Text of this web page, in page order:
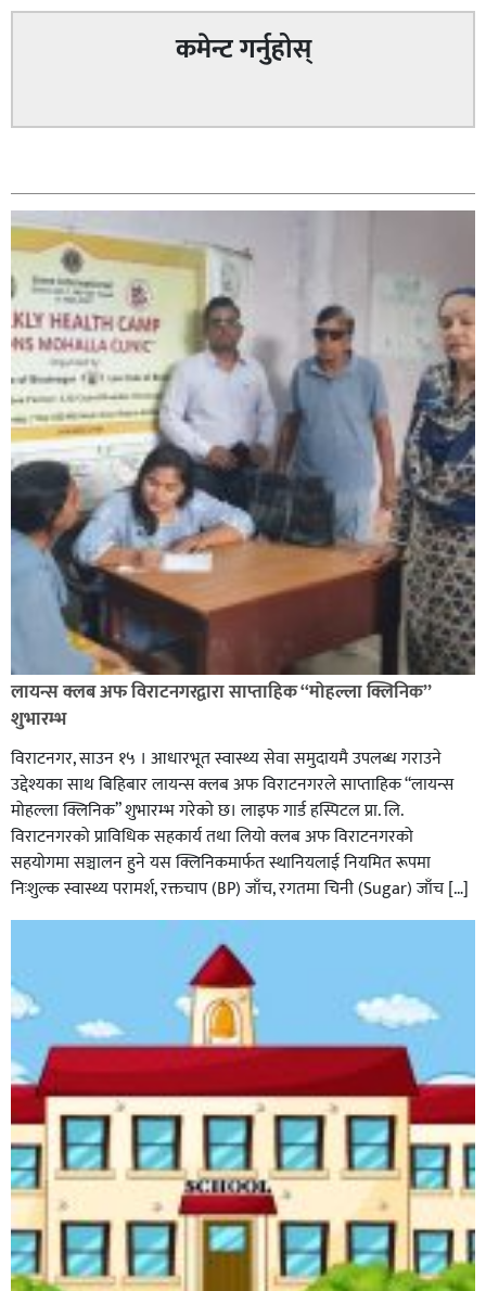
कमेन्ट गर्नुहोस्
लायन्स क्लब अफ विराटनगरद्वारा साप्ताहिक “मोहल्ला क्लिनिक”
शुभारम्भ
विराटनगर, साउन १५ । आधारभूत स्वास्थ्य सेवा समुदायमै उपलब्ध गराउने
उद्देश्यका साथ बिहिबार लायन्स क्लब अफ विराटनगरले साप्ताहिक “लायन्स
मोहल्ला क्लिनिक” शुभारम्भ गरेकाे छ। लाइफ गार्ड हस्पिटल प्रा. लि.
विराटनगरको प्राविधिक सहकार्य तथा लियो क्लब अफ विराटनगरको
सहयोगमा सञ्चालन हुने यस क्लिनिकमार्फत स्थानियलाई नियमित रूपमा
निःशुल्क स्वास्थ्य परामर्श, रक्तचाप (BP) जाँच, रगतमा चिनी (Sugar) जाँच […]